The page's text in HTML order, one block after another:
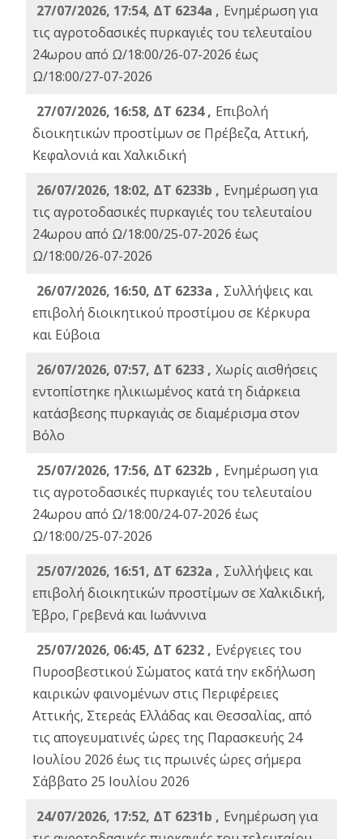
27/07/2026, 17:54, ΔΤ 6234a , Ενημέρωση για
τις αγροτοδασικές πυρκαγιές του τελευταίου
24ωρου από Ω/18:00/26-07-2026 έως
Ω/18:00/27-07-2026
27/07/2026, 16:58, ΔΤ 6234 , Eπιβολή
διοικητικών προστίμων σε Πρέβεζα, Αττική,
Κεφαλονιά και Χαλκιδική
26/07/2026, 18:02, ΔΤ 6233b , Ενημέρωση για
τις αγροτοδασικές πυρκαγιές του τελευταίου
24ωρου από Ω/18:00/25-07-2026 έως
Ω/18:00/26-07-2026
26/07/2026, 16:50, ΔΤ 6233a , Συλλήψεις και
επιβολή διοικητικού προστίμου σε Κέρκυρα
και Εύβοια
26/07/2026, 07:57, ΔΤ 6233 , Χωρίς αισθήσεις
εντοπίστηκε ηλικιωμένος κατά τη διάρκεια
κατάσβεσης πυρκαγιάς σε διαμέρισμα στον
Βόλο
25/07/2026, 17:56, ΔΤ 6232b , Ενημέρωση για
τις αγροτοδασικές πυρκαγιές του τελευταίου
24ωρου από Ω/18:00/24-07-2026 έως
Ω/18:00/25-07-2026
25/07/2026, 16:51, ΔΤ 6232a , Συλλήψεις και
επιβολή διοικητικών προστίμων σε Χαλκιδική,
Έβρο, Γρεβενά και Ιωάννινα
25/07/2026, 06:45, ΔΤ 6232 , Ενέργειες του
Πυροσβεστικού Σώματος κατά την εκδήλωση
καιρικών φαινομένων στις Περιφέρειες
Αττικής, Στερεάς Ελλάδας και Θεσσαλίας, από
τις απογευματινές ώρες της Παρασκευής 24
Ιουλίου 2026 έως τις πρωινές ώρες σήμερα
Σάββατο 25 Ιουλίου 2026
24/07/2026, 17:52, ΔΤ 6231b , Ενημέρωση για